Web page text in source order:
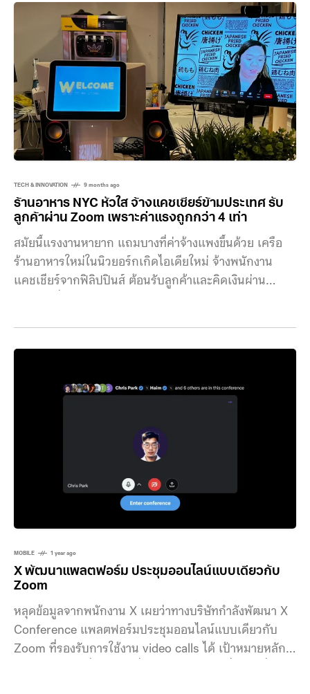
หลังคือ การโทรผ่านคลาวด์ที่ให้บริการโทรเข้า–ออกผ่าน
PSTN ซึ่งเลือกได้ว่าจะขอใช้เบอร์โทรศัพท์ทั้งแบบเก็บค่า
บริการ (Local toll) และแบบโทรฟรี (Toll-free) เพื่อโทร
ออก–รับสายภายในประเทศได้โดยตรงบนแพลตฟอร์มของ
Zoom โดยไม่ต้องพึ่งพาแอปโทรศัพท์หรือระบบ PBX แบบ
เดิม แถมเวลาโทรเข้าเบอร์มือถือไทยก็ไม่โดนชาร์จเพิ่ม
ด้วย ส่วนค่าบริการก็เป็นแบบเหมาจ่าย เลือกแพ็กเกจได้ซึ่ง
จะแบ่งเป็น
TECH & INNOVATION 9 months ago
ร้านอาหาร NYC หัวใส จ้างแคชเชียร์ข้ามประเทศ รับ
ลูกค้าผ่าน Zoom เพราะค่าแรงถูกกว่า 4 เท่า
สมัยนี้แรงงานหายาก แถมบางที่ค่าจ้างแพงขึ้นด้วย เครือ
ร้านอาหารใหม่ในนิวยอร์กเกิดไอเดียใหม่ จ้างพนักงาน
แคชเชียร์จากฟิลิปปินส์ ต้อนรับลูกค้าและคิดเงินผ่าน
อาหารประเภทไก่ทอดและราเม็ง เขามองเห็นช่องว่างในการ
ค่าแรงขั้นต่ำที่นิวยอร์กอยู่ที่ชั่วโมงละ 16 เหรียญ (520
MOBILE 1 year ago
X พัฒนาแพลตฟอร์ม ประชุมออนไลน์แบบเดียวกับ
Zoom
หลุดข้อมูลจากพนักงาน X เผยว่าทางบริษัทกำลังพัฒนา X
Conference แพลตฟอร์มประชุมออนไลน์แบบเดียวกับ
Zoom ที่รองรับการใช้งาน video calls ได้ เป้าหมายหลัก